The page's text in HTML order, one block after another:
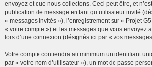
envoyez et que nous collectons. Ceci peut être, et
publication de message en tant qu’utilisateur invité
« messages invités »), l’enregistrement sur « Projet
« votre compte ») et les messages que vous envoyez
lors d’une connexion (désignés ici par « vos
Votre compte contiendra au minimum un identifiant
par « votre nom d’utilisateur »), un mot de passe